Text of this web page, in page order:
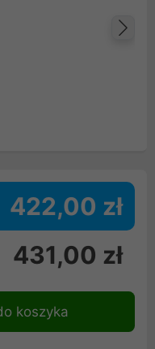
422,00 zł
431,00 zł
koszyka